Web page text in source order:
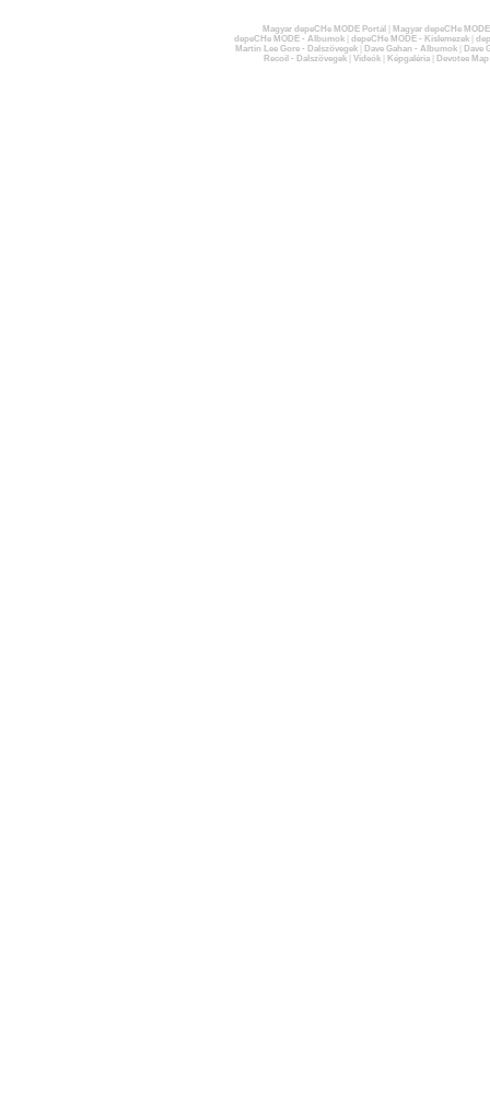
Magyar depeCHe MODE Portál
Magyar depeCHe
depeCHe MODE - Albumok| depeCHe MODE - Kislemezek|
Martin Lee Gore - Dalszövegek| Dave Gahan - Albumok|
Dave
Recoil - Dalszövegek| Videók| Képgaléria| Devotee Map